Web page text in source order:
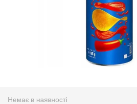
Немає в наявності